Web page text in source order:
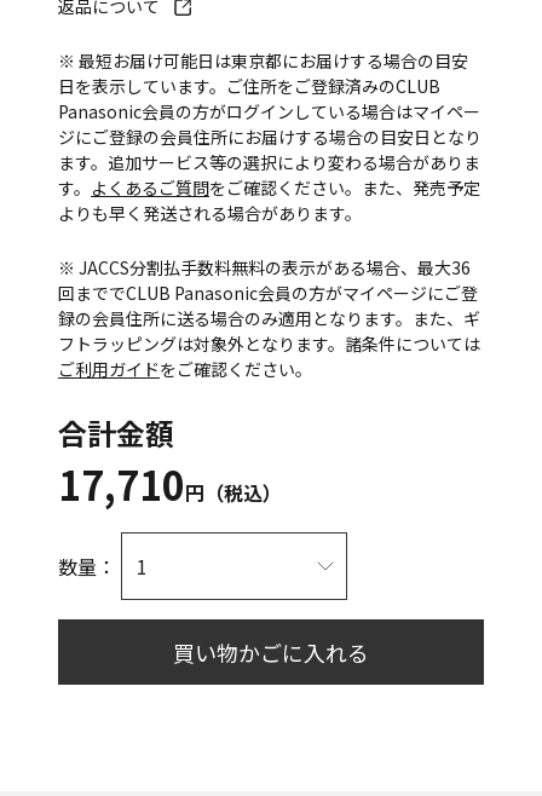
返品について
※ 最短お届け可能日は東京都にお届けする場合の目安
日を表示しています。ご住所をご登録済みのCLUB
Panasonic会員の方がログインしている場合はマイペー
ジにご登録の会員住所にお届けする場合の目安日となり
ます。追加サービス等の選択により変わる場合がありま
す。 よくあるご質問をご確認ください。また、発売予定
よりも早く発送される場合があります。
※ JACCS分割払手数料無料の表示がある場合、最大36
回まででCLUB Panasonic会員の方がマイページにご登
録の会員住所に送る場合のみ適用となります。また、ギ
フトラッピングは対象外となります。諸条件については
ご利用ガイドをご確認ください。
合計金額
17,710円（税込）
数量：
買い物かごに入れる